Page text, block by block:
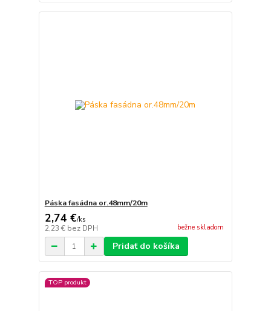
Páska fasádna or.48mm/20m
2,74 €/ks
2,23 € bez DPH bežne skladom
Pridať do košíka
TOP produkt